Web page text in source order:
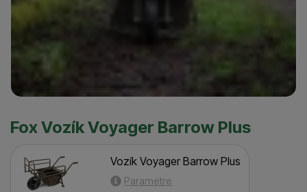
Fox Vozík Voyager Barrow Plus
Vozík Voyager Barrow Plus
Parametre